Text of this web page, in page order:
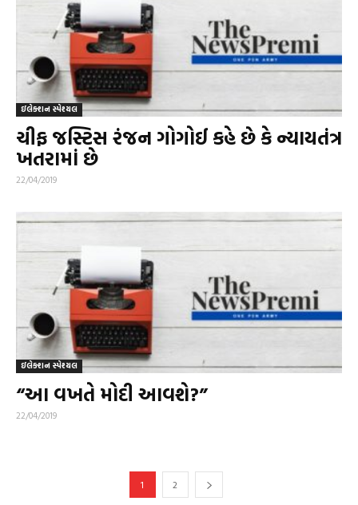
ઇલેક્શન સ્પેશ્યલ
ચીફ જસ્ટિસ રંજન ગોગોઈ કહે છે કે ન્યાયતંત્ર
ખતરામાં છે
22/04/2019
ઇલેક્શન સ્પેશ્યલ
“આ વખતે મોદી આવશે?”
22/04/2019
1 2